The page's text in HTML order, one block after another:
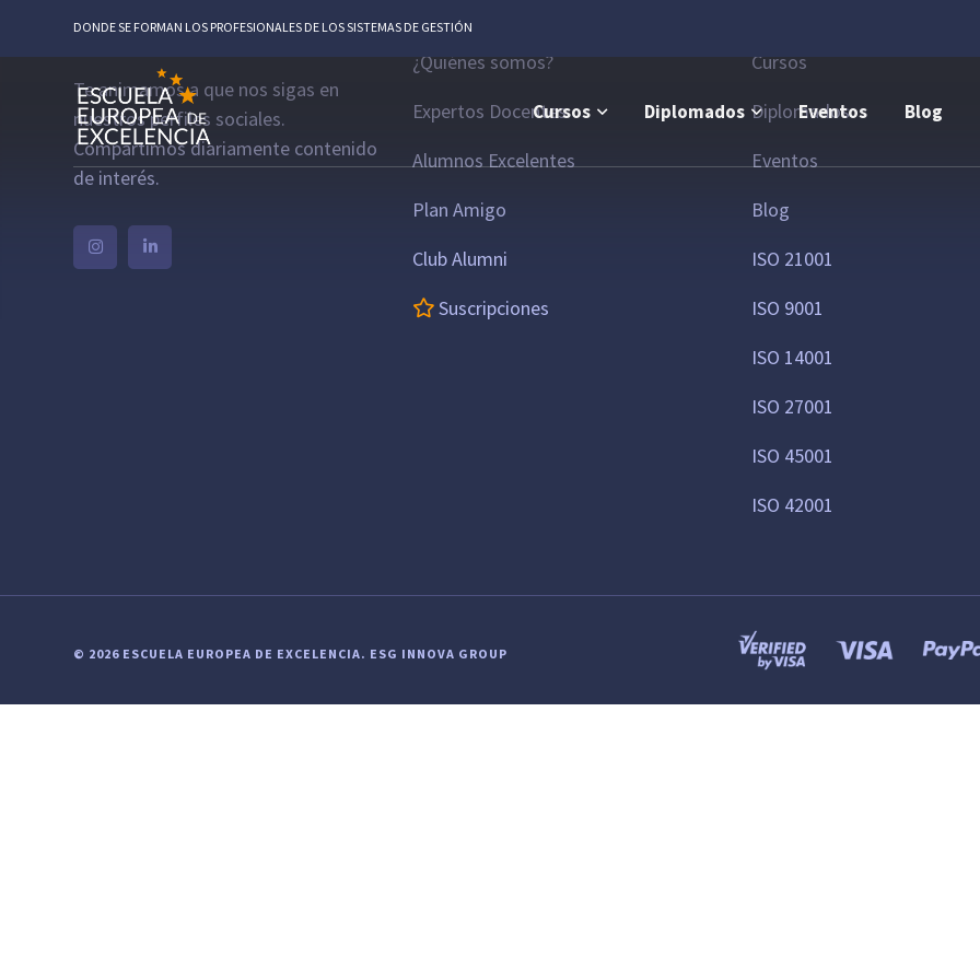
DONDE SE FORMAN LOS PROFESIONALES DE LOS SISTEMAS DE GESTIÓN
Cursos Diplomados Eventos Blog
Te animamos a que nos sigas en
nuestros perfiles sociales.
Compartimos diariamente contenido
de interés.
Escuela
¿Quiénes somos?
Expertos Docentes
Alumnos Excelentes
Plan Amigo
Club Alumni
Suscripciones
Cursos
Diplomados
Eventos
Blog
ISO 21001
ISO 9001
ISO 14001
ISO 27001
ISO 45001
ISO 42001
© 2026 ESCUELA EUROPEA DE EXCELENCIA. ESG INNOVA GROUP